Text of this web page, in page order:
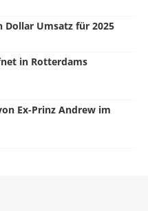
Dollar Umsatz für 2025
in Rotterdams
Ex-Prinz Andrew im